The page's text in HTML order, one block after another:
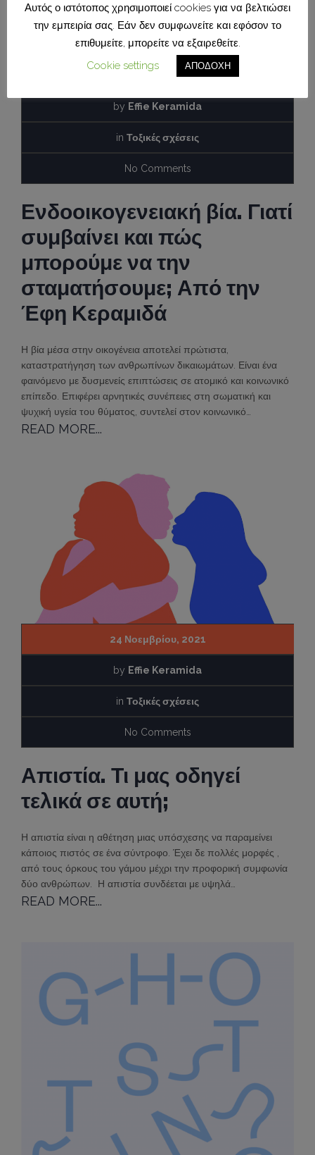
26 Νοεμβρίου, 2021
by Effie Keramida
in Τοξικές σχέσεις
No Comments
Ενδοοικογενειακή βία. Γιατί
συμβαίνει και πώς
μπορούμε να την
σταματήσουμε; Από την
Έφη Κεραμιδά
Η βία μέσα στην οικογένεια αποτελεί πρώτιστα,
καταστρατήγηση των ανθρωπίνων δικαιωμάτων. Είναι ένα
φαινόμενο με δυσμενείς επιπτώσεις σε ατομικό και κοινωνικό
επίπεδο. Επιφέρει αρνητικές συνέπειες στη σωματική και
ψυχική υγεία του θύματος, συντελεί στον κοινωνικό…
READ MORE...
24 Νοεμβρίου, 2021
by Effie Keramida
in Τοξικές σχέσεις
No Comments
Απιστία. Τι μας οδηγεί
τελικά σε αυτή;
Η απιστία είναι η αθέτηση μιας υπόσχεσης να παραμείνει
κάποιος πιστός σε ένα σύντροφο. Έχει δε πολλές μορφές ,
από τους όρκους του γάμου μέχρι την προφορική συμφωνία
δύο ανθρώπων. Η απιστία συνδέεται με υψηλά…
READ MORE...
Αυτός ο ιστότοπος χρησιμοποιεί cookies για να βελτιώσει
την εμπειρία σας. Εάν δεν συμφωνείτε και εφόσον το
επιθυμείτε, μπορείτε να εξαιρεθείτε.
Cookie settings
ΑΠΟΔΟΧΗ